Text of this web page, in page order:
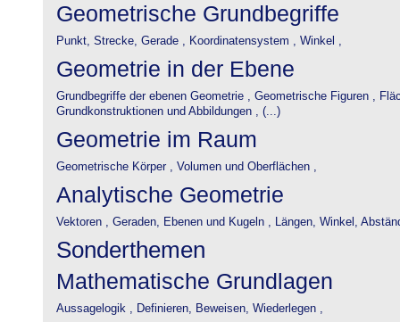
Geometrische Grundbegriffe
Punkt, Strecke, Gerade , Koordinatensystem , Winkel ,
Geometrie in der Ebene
Grundbegriffe der ebenen Geometrie , Geometrische Figuren ,
Grundkonstruktionen und Abbildungen , (...)
Geometrie im Raum
Geometrische Körper , Volumen und Oberflächen ,
Analytische Geometrie
Vektoren , Geraden, Ebenen und Kugeln , Längen, Winkel,
Sonderthemen
Mathematische Grundlagen
Aussagelogik , Definieren, Beweisen, Wiederlegen ,